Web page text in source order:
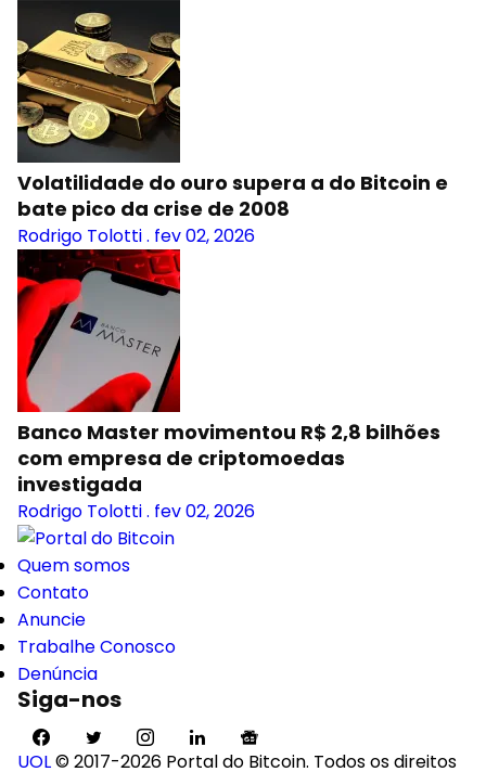
Volatilidade do ouro supera a do Bitcoin e
bate pico da crise de 2008
Rodrigo Tolotti. fev 02, 2026
Banco Master movimentou R$ 2,8 bilhões
com empresa de criptomoedas
investigada
Rodrigo Tolotti. fev 02, 2026
Quem somos
Contato
Anuncie
Trabalhe Conosco
Denúncia
Siga-nos
UOL© 2017-2026 Portal do Bitcoin. Todos os direitos